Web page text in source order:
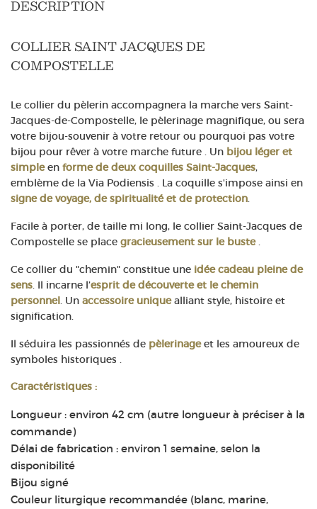
DESCRIPTION
COLLIER SAINT JACQUES DE
COMPOSTELLE
Le collier du pèlerin accompagnera la marche vers Saint-
Jacques-de-Compostelle, le pèlerinage magnifique, ou sera
votre bijou-souvenir à votre retour ou pourquoi pas votre
bijou pour rêver à votre marche future . Un bijou léger et
simpleen forme de deux coquilles Saint-Jacques,
emblème de la Via Podiensis . La coquille s'impose ainsi en
signe de voyage, de spiritualité et de protection.
Facile à porter, de taille mi long, le collier Saint-Jacques de
Compostelle se place gracieusement sur le buste.
Ce collier du "chemin" constitue une idée cadeau pleine de
sens. Il incarne l’esprit de découverte et le chemin
personnel. Un accessoire uniquealliant style, histoire et
signification.
Il séduira les passionnés de pèlerinageet les amoureux de
symboles historiques .
Caractéristiques :
Longueur : environ 42 cm (autre longueur à préciser à la
commande)
Délai de fabrication : environ 1 semaine, selon la
disponibilité
Bijou signé
Couleur liturgique recommandée (blanc, marine,